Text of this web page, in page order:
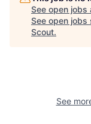
See open jobs
See open jobs
Scout.
See